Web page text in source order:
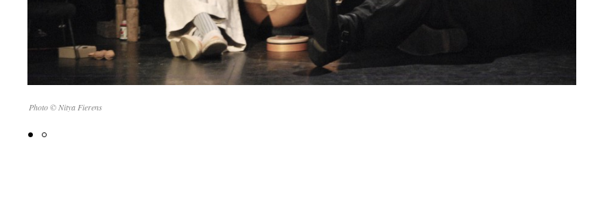
Photo © Nitya Fierens